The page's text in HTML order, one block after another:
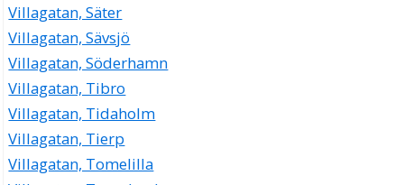
Villagatan, Säter
Villagatan, Sävsjö
Villagatan, Söderhamn
Villagatan, Tibro
Villagatan, Tidaholm
Villagatan, Tierp
Villagatan, Tomelilla